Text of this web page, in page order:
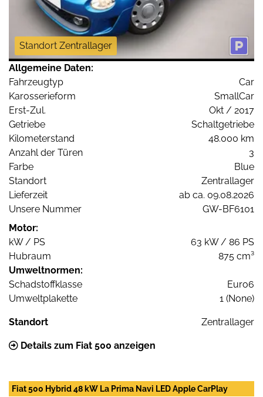
Standort Zentrallager
Allgemeine Daten:
Fahrzeugtyp
Car
Karosserieform
SmallCar
Erst-Zul.
Okt / 2017
Getriebe
Schaltgetriebe
Kilometerstand
48.000 km
Anzahl der Türen
3
Farbe
Blue
Standort
Zentrallager
Lieferzeit
ab ca. 09.08.2026
Unsere Nummer
GW-BF6101
Motor:
kW / PS
63 kW / 86 PS
Hubraum
875 cm³
Umweltnormen:
Schadstoffklasse
Euro6
Umweltplakette
1 (None)
Standort Zentrallager
Details zum Fiat 500 anzeigen
Fiat 500 Hybrid 48 kW La Prima Navi LED Apple CarPlay